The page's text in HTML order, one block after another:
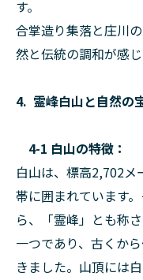
す。
合掌造り集落と庄川
然と伝統の調和が感
4. 霊峰白山と自然の
4-1 白山の特徴：
白山は、標高2,702メ
帯に囲まれています
ら、「霊峰」とも称
一つであり、古くか
きました。山頂には